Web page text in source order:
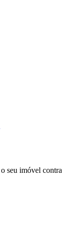
imóvel contra